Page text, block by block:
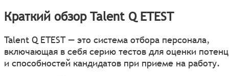
Краткий обзор Talent Q ETEST
Talent Q ETEST — это система отбора персонала,
включающая в себя серию тестов для оценки
и способностей кандидатов при приеме на работу.